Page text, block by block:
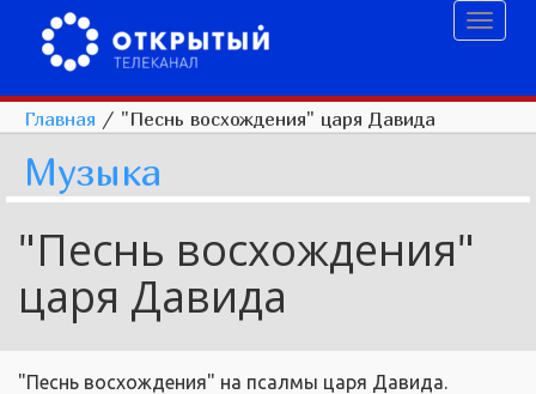
Главная / "Песнь восхождения" царя Давида
Музыка
"Песнь восхождения"
царя Давида
"Песнь восхождения" на псалмы царя Давида.